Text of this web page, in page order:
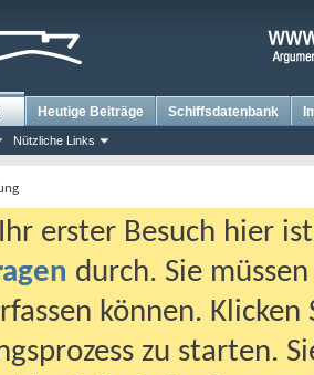
Nützliche Links
Heutige Beiträge Schiffsdatenbank
erster Besuch hier
durch. Sie
können.
zu starten.